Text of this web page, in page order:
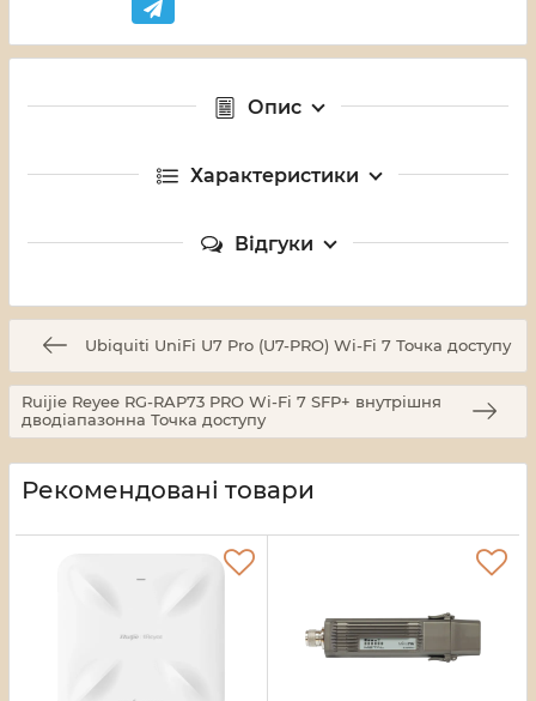
Опис
Характеристики
Відгуки
Ubiquiti UniFi U7 Pro (U7-PRO) Wi-Fi 7 Точка доступу
Ruijie Reyee RG-RAP73 PRO Wi-Fi 7 SFP+ внутрішня
дводіапазонна Точка доступу
Рекомендовані товари